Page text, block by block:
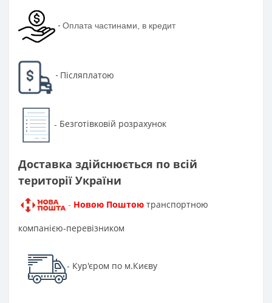
- Оплата частинами, в кредит
- Післяплатою
- Безготівковій розрахунок
Доставка здійснюється по всій
території України
- Новою Поштою транспортною
компанією-перевізником
- Кур'єром по м.Києву